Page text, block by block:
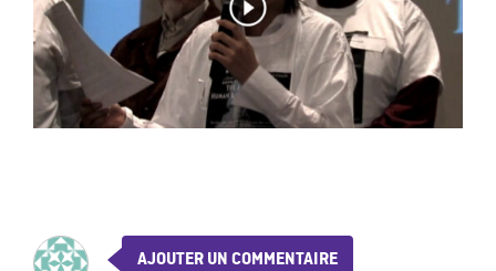
AJOUTER UN COMMENTAIRE